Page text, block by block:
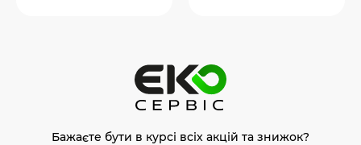
Бажаєте бути в курсі всіх акцій та знижок?